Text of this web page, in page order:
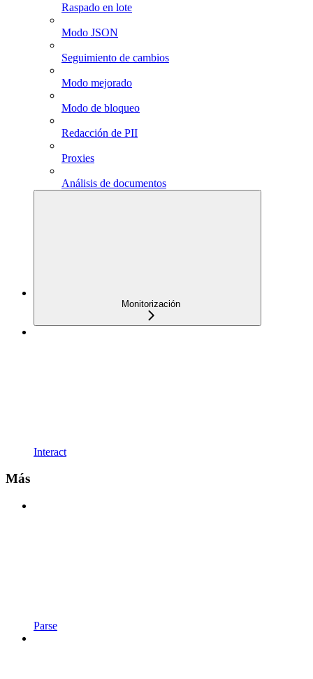
Raspado en lote
Modo JSON
Seguimiento de cambios
Modo mejorado
Modo de bloqueo
Redacción de PII
Proxies
Análisis de documentos
Monitorización
Interact
Más
Parse